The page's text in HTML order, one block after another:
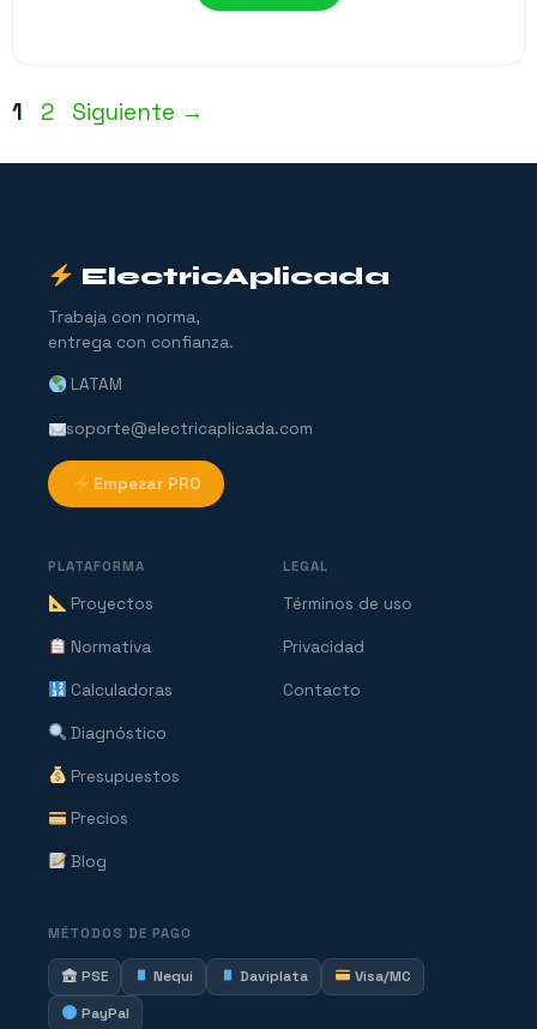
Página
1 Página
2 Siguiente →
ElectricAplicada
Trabaja con norma,
entrega con confianza.
LATAM
soporte@electricaplicada.com
Empezar PRO
PLATAFORMA
Proyectos
Normativa
Calculadoras
Diagnóstico
Presupuestos
Precios
Blog
LEGAL
Términos de uso
Privacidad
Contacto
MÉTODOS DE PAGO
PSE Nequi Daviplata
Visa/MC
PayPal